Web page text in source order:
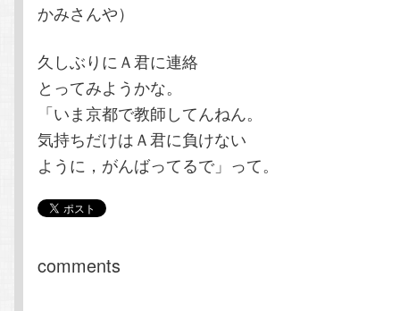
かみさんや）
久しぶりにＡ君に連絡
とってみようかな。
「いま京都で教師してんねん。
気持ちだけはＡ君に負けない
ように，がんばってるで」って。
comments